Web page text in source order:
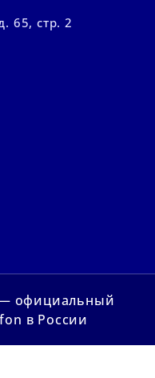
65, стр. 2
официальный
в России